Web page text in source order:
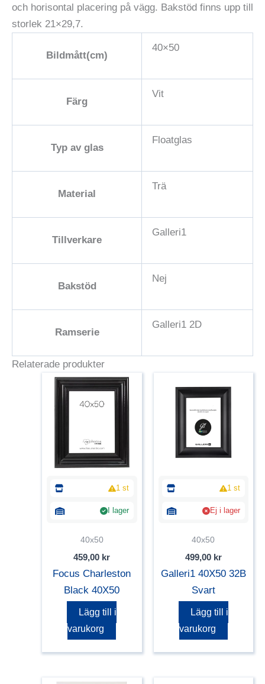
och horisontal placering på vägg. Bakstöd finns upp till
storlek 21×29,7.
Bildmått(cm)
40×50
Färg
Vit
Typ av glas
Floatglas
Material
Trä
Tillverkare
Galleri1
Bakstöd
Nej
Ramserie
Galleri1 2D
Relaterade produkter
1 st
I lager
40x50
459,00 kr
Focus Charleston
Black 40X50
Lägg till i
varukorg
1 st
Ej i lager
40x50
499,00 kr
Galleri1 40X50 32B
Svart
Lägg till i
varukorg